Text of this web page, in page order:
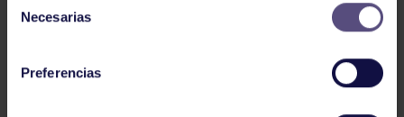
Necesarias
Preferencias
BRAVO